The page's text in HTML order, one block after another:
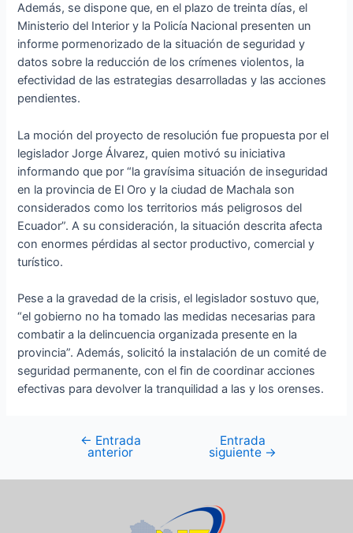
Además, se dispone que, en el plazo de treinta días, el
Ministerio del Interior y la Policía Nacional presenten un
informe pormenorizado de la situación de seguridad y
datos sobre la reducción de los crímenes violentos, la
efectividad de las estrategias desarrolladas y las acciones
pendientes.
La moción del proyecto de resolución fue propuesta por el
legislador Jorge Álvarez, quien motivó su iniciativa
informando que por “la gravísima situación de inseguridad
en la provincia de El Oro y la ciudad de Machala son
considerados como los territorios más peligrosos del
Ecuador”. A su consideración, la situación descrita afecta
con enormes pérdidas al sector productivo, comercial y
turístico.
Pese a la gravedad de la crisis, el legislador sostuvo que,
“el gobierno no ha tomado las medidas necesarias para
combatir a la delincuencia organizada presente en la
provincia”. Además, solicitó la instalación de un comité de
seguridad permanente, con el fin de coordinar acciones
efectivas para devolver la tranquilidad a las y los orenses.
← Entrada
anterior
Entrada
siguiente →